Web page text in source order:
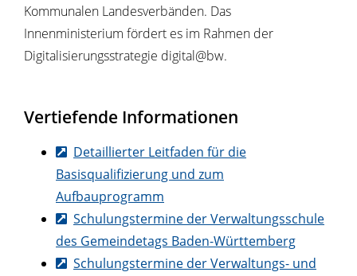
Kommunalen Landesverbänden. Das
Innenministerium fördert es im Rahmen der
Digitalisierungsstrategie digital@bw.
Vertiefende Informationen
Detaillierter Leitfaden für die
Basisqualifizierung und zum
Aufbauprogramm
Schulungstermine der Verwaltungsschule
des Gemeindetags Baden-Württemberg
Schulungstermine der Verwaltungs- und